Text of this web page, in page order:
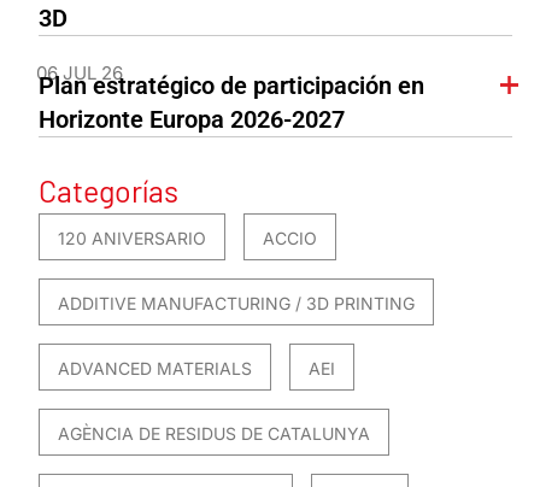
3D
06 JUL 26
Plan estratégico de participación en
Horizonte Europa 2026-2027
Categorías
120 ANIVERSARIO ACCIO
ADDITIVE MANUFACTURING / 3D PRINTING
ADVANCED MATERIALS AEI
AGÈNCIA DE RESIDUS DE CATALUNYA